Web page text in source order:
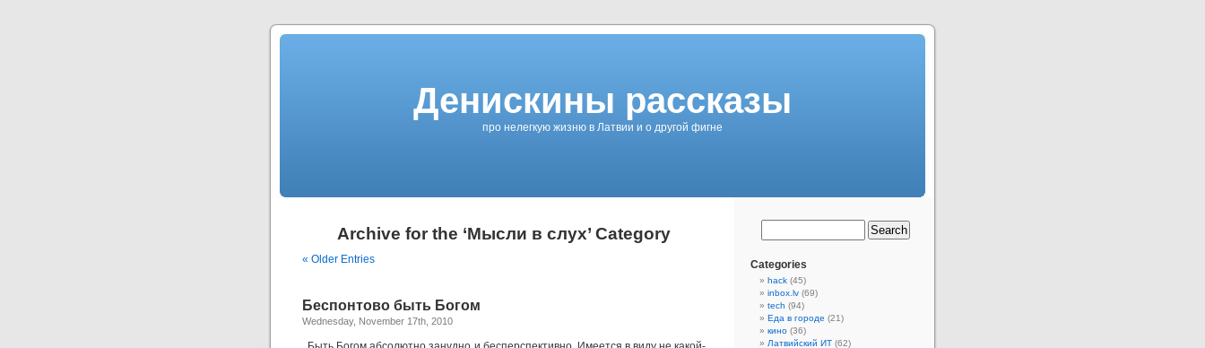
Денискины рассказы
про нелегкую жизню в Латвии и о другой фигне
Archive for the ‘Мысли в слух’ Category
« Older Entries
Беспонтово быть Богом
Wednesday, November 17th, 2010
Categories
hack (45)
inbox.lv (69)
tech (94)
Еда в городе (21)
кино (36)
Латвийский ИТ (62)